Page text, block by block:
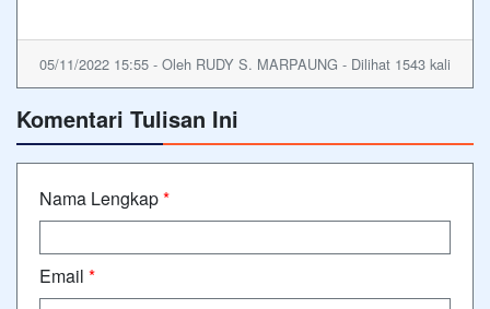
05/11/2022 15:55 - Oleh RUDY S. MARPAUNG - Dilihat 1543 kali
Komentari Tulisan Ini
Nama Lengkap*
Email *